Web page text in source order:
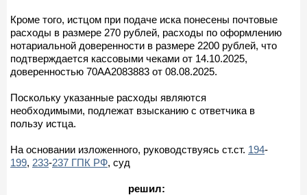
Кроме того, истцом при подаче иска понесены почтовые
расходы в размере 270 рублей, расходы по оформлению
нотариальной доверенности в размере 2200 рублей, что
подтверждается кассовыми чеками от 14.10.2025,
доверенностью 70АА2083883 от 08.08.2025.
Поскольку указанные расходы являются
необходимыми, подлежат взысканию с ответчика в
пользу истца.
На основании изложенного, руководствуясь ст.ст. 194-
199, 233-237 ГПК РФ, суд
решил: